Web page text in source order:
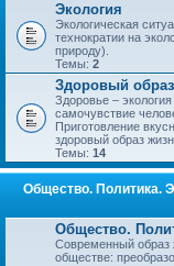
Экология
Экологическая
технократии на
природу).
Темы: 2
Здоровый
Здоровье –
самочувствие
Приготовление
здоровый образ
Темы: 14
Общество. Политика.
Общество.
Современный образ
обществе: